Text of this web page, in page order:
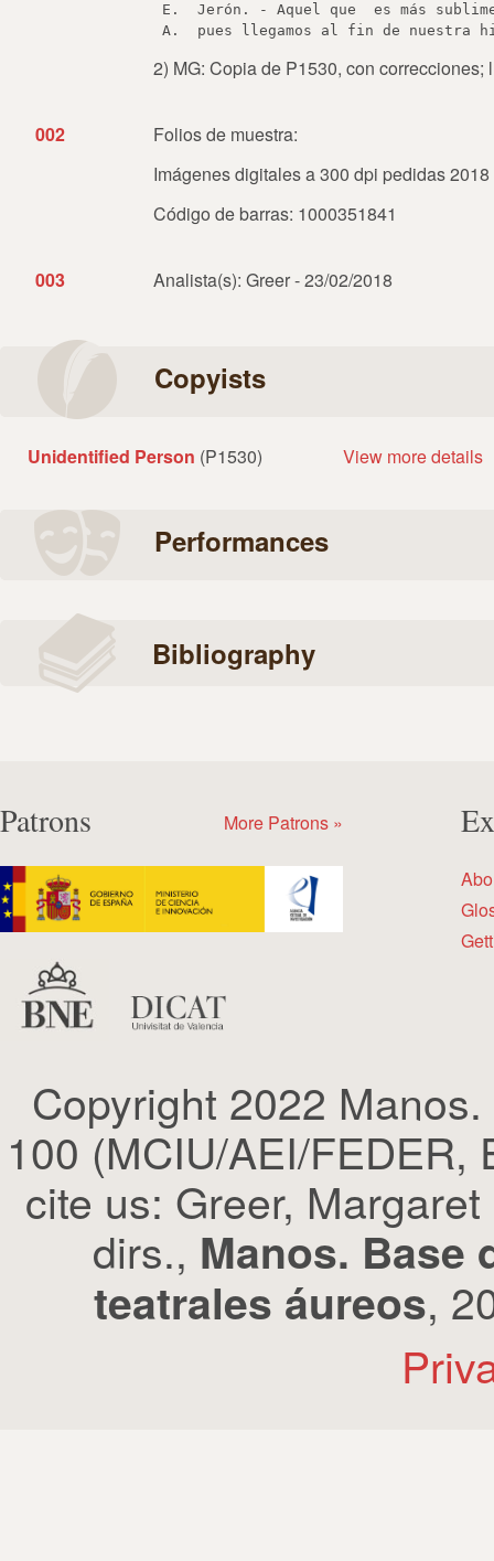
E.  Jerón. - Aquel que  es más
2) MG: Copia de P1530, con correcciones;
002
Folios de muestra:
Imágenes digitales a 300 dpi pedidas
Código de barras: 1000351841
003 Analista(s): Greer - 23/02/2018
Copyists
Unidentified Person (P1530) View more details
Performances
Bibliography
Patrons More Patrons »
Copyright 2022
100 (MCIU/AEI/
cite us: Greer,
dirs., Manos. Base
teatrales áureos,